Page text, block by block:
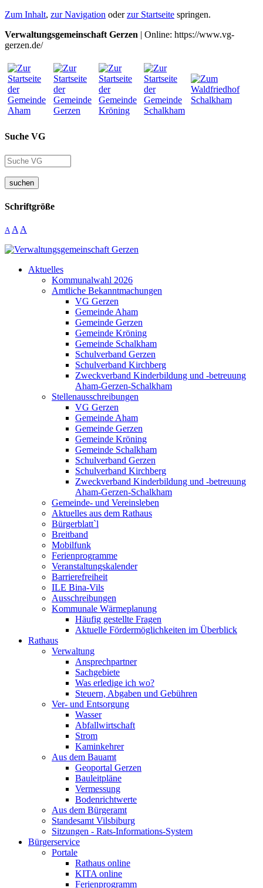
Zum Inhalt, zur Navigation oderzur Startseite springen.
Verwaltungsgemeinschaft Gerzen | Online: https://www.vg-
gerzen.de/
Suche VG
suchen
Schriftgröße
A A A
Aktuelles
Kommunalwahl 2026
Amtliche Bekanntmachungen
VG Gerzen
Gemeinde Aham
Gemeinde Gerzen
Gemeinde Kröning
Gemeinde Schalkham
Schulverband Gerzen
Schulverband Kirchberg
Zweckverband Kinderbildung und -betreuung
Aham-Gerzen-Schalkham
Stellenausschreibungen
VG Gerzen
Gemeinde Aham
Gemeinde Gerzen
Gemeinde Kröning
Gemeinde Schalkham
Schulverband Gerzen
Schulverband Kirchberg
Zweckverband Kinderbildung und -betreuung
Aham-Gerzen-Schalkham
Gemeinde- und Vereinsleben
Aktuelles aus dem Rathaus
Bürgerblatt`l
Breitband
Mobilfunk
Ferienprogramme
Veranstaltungskalender
Barrierefreiheit
ILE Bina-Vils
Ausschreibungen
Kommunale Wärmeplanung
Häufig gestellte Fragen
Aktuelle Fördermöglichkeiten im Überblick
Rathaus
Verwaltung
Ansprechpartner
Sachgebiete
Was erledige ich wo?
Steuern, Abgaben und Gebühren
Ver- und Entsorgung
Wasser
Abfallwirtschaft
Strom
Kaminkehrer
Aus dem Bauamt
Geoportal Gerzen
Bauleitpläne
Vermessung
Bodenrichtwerte
Aus dem Bürgeramt
Standesamt Vilsbiburg
Sitzungen - Rats-Informations-System
Bürgerservice
Portale
Rathaus online
KITA online
Ferienprogramm